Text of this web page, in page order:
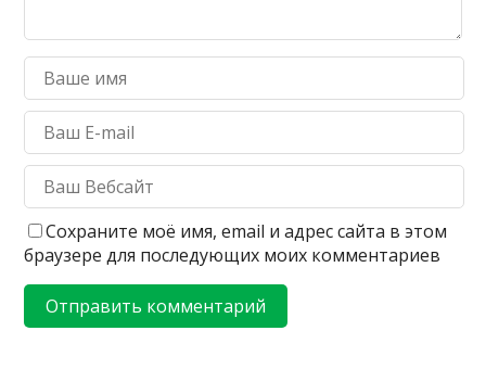
Сохраните моё имя, email и адрес сайта в этом
браузере для последующих моих комментариев